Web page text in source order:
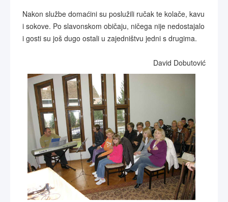
Nakon službe domaćini su poslužili ručak te kolače, kavu
i sokove. Po slavonskom običaju, ničega nije nedostajalo
i gosti su još dugo ostali u zajedništvu jedni s drugima.
David Dobutović